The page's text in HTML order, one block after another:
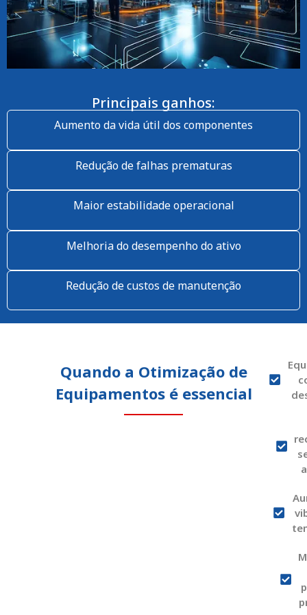
Principais ganhos:
Aumento da vida útil dos componentes
Redução de falhas prematuras
Maior estabilidade operacional
Melhoria do desempenho do ativo
Redução de custos de manutenção
Quando a Otimização de
Equipamentos é essencial